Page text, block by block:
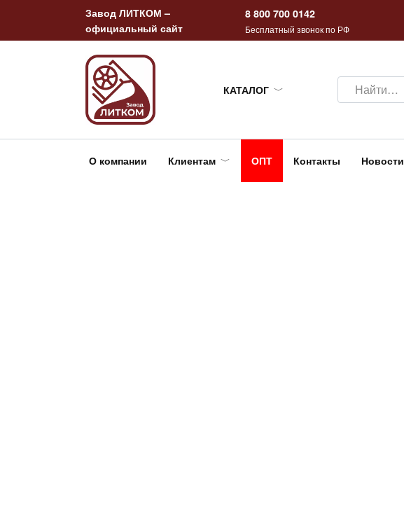
содержанию
Завод ЛИТКОМ –
официальный сайт
8 800 700 0142
Бесплатный звонок по РФ
КАТАЛОГ
Search
for:
О компании Клиентам ОПТ Контакты Новости